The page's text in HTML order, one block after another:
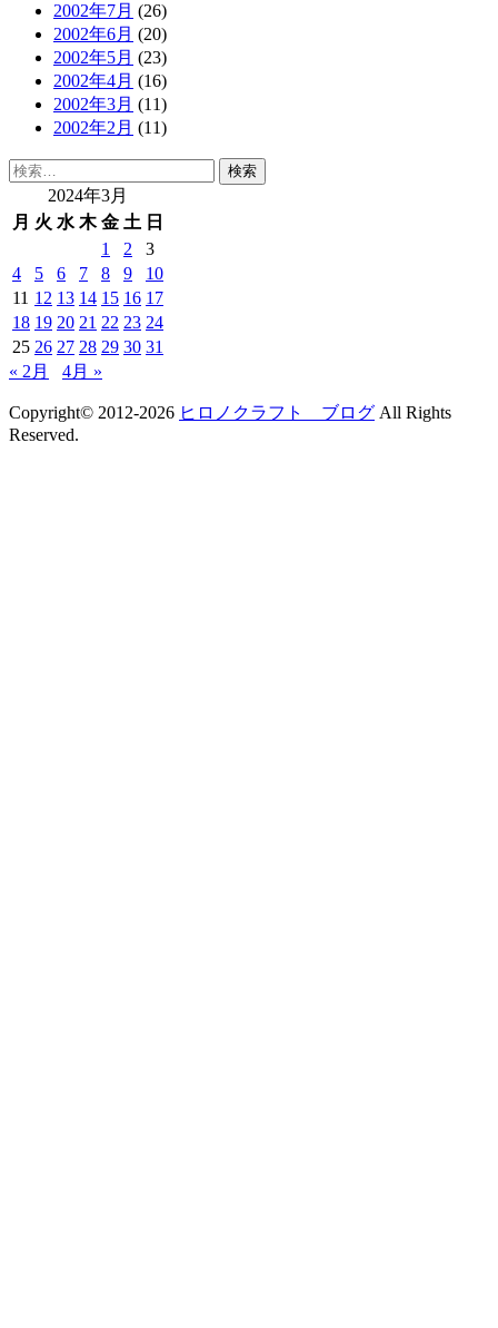
2002年7月 (26)
2002年6月 (20)
2002年5月 (23)
2002年4月 (16)
2002年3月 (11)
2002年2月 (11)
検
2024年3月
月 火 水 木 金 土 日
1
2
3
4
5 6 7 8 9
10
11 12 13 14 15 16 17
18 19 20 21 22 23 24
25 26 27 28 29 30 31
« 2月
4月 »
Copyright© 2012-2026 ヒロノクラフト ブログ All Rights
Reserved.